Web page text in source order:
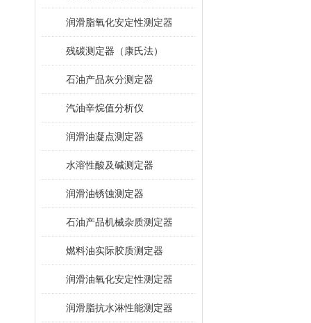
润滑脂氧化安定性测定器
残碳测定器（康氏法）
石油产品灰分测定器
汽油辛烷值分析仪
润滑油凝点测定器
水溶性酸及碱测定器
润滑油锈蚀测定器
石油产品机械杂质测定器
燃料油实际胶质测定器
润滑油氧化安定性测定器
润滑脂抗水淋性能测定器